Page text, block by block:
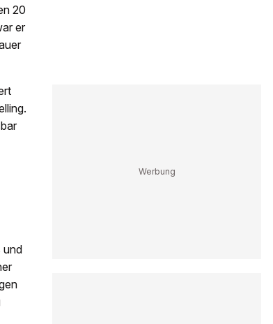
20
er
und